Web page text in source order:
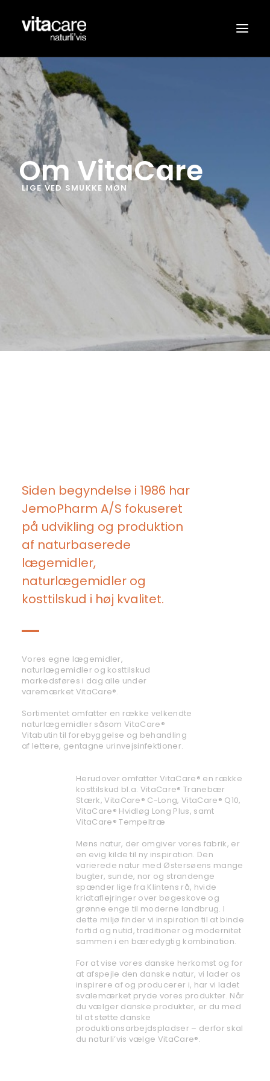
SORTIMENT
FORHANDLERE
OM VITACARE®
NYHEDER
KONTAKT
Om VitaCare
LIGE VED SMUKKE MØN
Siden begyndelse i 1986 har
JemoPharm A/S fokuseret
på udvikling og produktion
af naturbaserede
lægemidler,
naturlægemidler og
kosttilskud i høj kvalitet.
Vores egne lægemidler,
naturlægemidler og kosttilskud
markedsføres i dag alle under
varemærket VitaCare®.
Sortimentet omfatter en række velkendte
naturlægemidler såsom VitaCare®
Vitabutin til forebyggelse og behandling
af lettere, gentagne urinvejsinfektioner.
Herudover omfatter VitaCare® en række
kosttilskud bl.a. VitaCare® Tranebær
Stærk, VitaCare® C-Long, VitaCare® Q10,
VitaCare® Hvidløg Long Plus, samt
VitaCare® Tempeltræ
Møns natur, der omgiver vores fabrik, er
en evig kilde til ny inspiration. Den
varierede natur med Østersøens mange
bugter, sunde, nor og strandenge
spænder lige fra Klintens rå, hvide
kridtaflejringer over bøgeskove og
grønne enge til moderne landbrug. I
dette miljø finder vi inspiration til at binde
fortid og nutid, traditioner og modernitet
sammen i en bæredygtig kombination.
For at vise vores danske herkomst og for
at afspejle den danske natur, vi lader os
inspirere af og producerer i, har vi ladet
svalemærket pryde vores produkter. Når
du vælger danske produkter, er du med
til at støtte danske
produktionsarbejdspladser – derfor skal
du naturli’vis vælge VitaCare®.